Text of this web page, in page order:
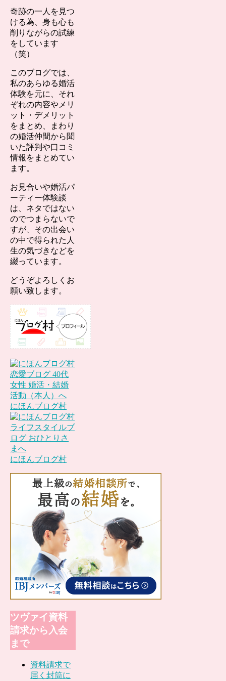
奇跡の一人を見つ
ける為、身も心も
削りながらの試練
をしています
（笑）
このブログでは、
私のあらゆる婚活
体験を元に、それ
ぞれの内容やメリ
ット・デメリット
をまとめ、まわり
の婚活仲間から聞
いた評判や口コミ
情報をまとめてい
ます。
お見合いや婚活パ
ーティー体験談
は、ネタではない
のでつまらないで
すが、その出会い
の中で得られた人
生の気づきなどを
綴っています。
どうぞよろしくお
願い致します。
にほんブログ村
にほんブログ村
ツヴァイ資料
請求から入会
まで
資料請求で
届く封筒に